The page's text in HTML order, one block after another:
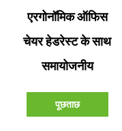
एरगोनॉमिक ऑफिस
चेयर हेडरेस्ट के साथ
समायोजनीय
पूछताछ